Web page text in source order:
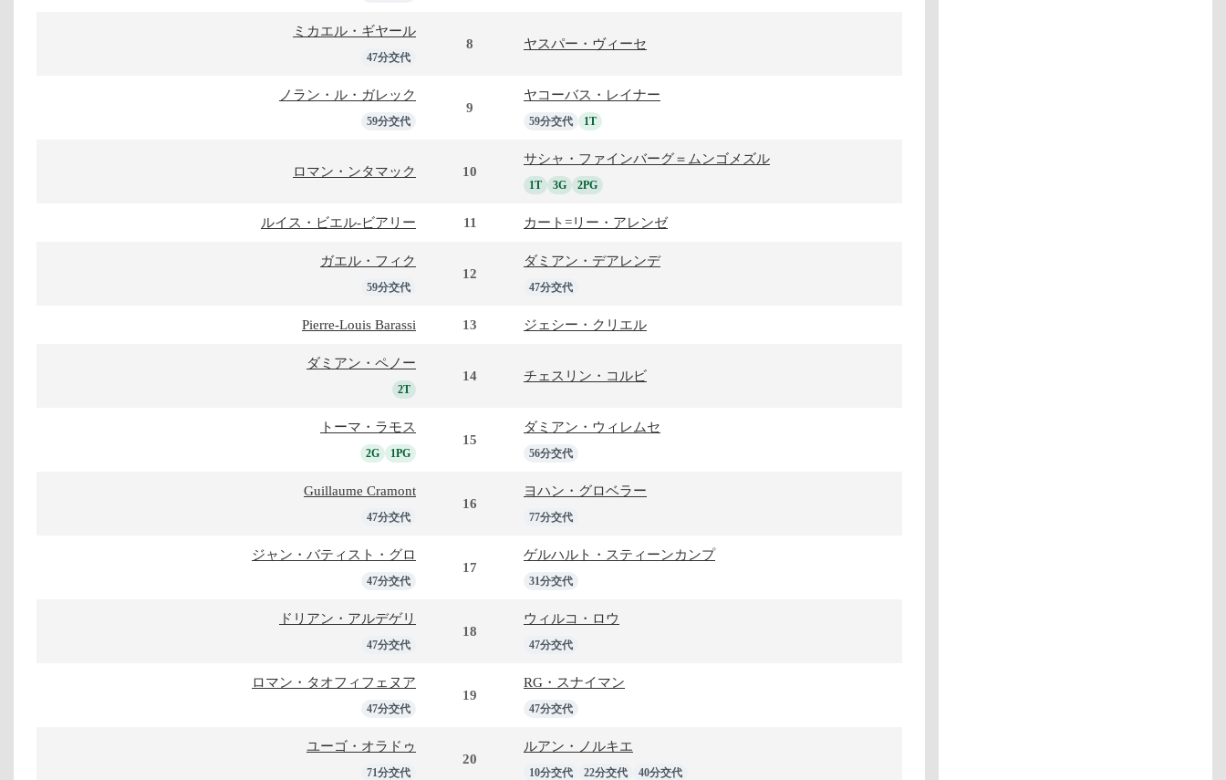
ミカエル・ギヤール
47分交代
8 ヤスパー・ヴィーセ
ノラン・ル・ガレック
59分交代
9
ヤコーバス・レイナー
59分交代 1T
ロマン・ンタマック 10
サシャ・ファインバーグ＝ムンゴメズル
1T 3G 2PG
ルイス・ビエル-ビアリー 11 カート=リー・アレンゼ
ガエル・フィク
59分交代
12
ダミアン・デアレンデ
47分交代
Pierre-Louis Barassi 13 ジェシー・クリエル
ダミアン・ペノー
2T
14 チェスリン・コルビ
トーマ・ラモス
2G 1PG
15
ダミアン・ウィレムセ
56分交代
Guillaume Cramont
47分交代
16
ヨハン・グロベラー
77分交代
ジャン・バティスト・グロ
47分交代
17
ゲルハルト・スティーンカンプ
31分交代
ドリアン・アルデゲリ
47分交代
18
ウィルコ・ロウ
47分交代
ロマン・タオフィフェヌア
47分交代
19
RG・スナイマン
47分交代
ユーゴ・オラドゥ
71分交代
20
ルアン・ノルキエ
10分交代 22分交代 40分交代